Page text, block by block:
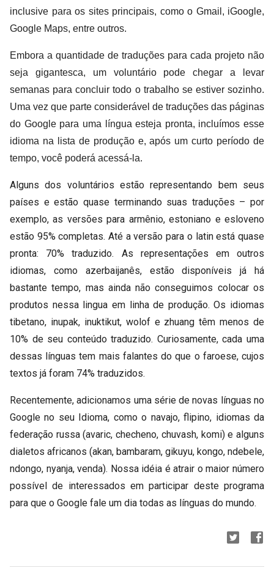
inclusive para os sites principais, como o Gmail, iGoogle,
Google Maps, entre outros.
Embora a quantidade de traduções para cada projeto não
seja gigantesca, um voluntário pode chegar a levar
semanas para concluir todo o trabalho se estiver sozinho.
Uma vez que parte considerável de traduções das páginas
do Google para uma língua esteja pronta, incluímos esse
idioma na lista de produção e, após um curto período de
tempo, você poderá acessá-la.
Alguns dos voluntários estão representando bem seus
países e estão quase terminando suas traduções – por
exemplo, as versões para armênio, estoniano e esloveno
estão 95% completas. Até a versão para o latin está quase
pronta: 70% traduzido. As representações em outros
idiomas, como azerbaijanês, estão disponíveis já há
bastante tempo, mas ainda não conseguimos colocar os
produtos nessa lingua em linha de produção. Os idiomas
tibetano, inupak, inuktikut, wolof e zhuang têm menos de
10% de seu conteúdo traduzido. Curiosamente, cada uma
dessas línguas tem mais falantes do que o faroese, cujos
textos já foram 74% traduzidos.
Recentemente, adicionamos uma série de novas línguas no
Google no seu Idioma, como o navajo, flipino, idiomas da
federação russa (avaric, checheno, chuvash, komi) e alguns
dialetos africanos (akan, bambaram, gikuyu, kongo, ndebele,
ndongo, nyanja, venda). Nossa idéia é atrair o maior número
possível de interessados em participar deste programa
para que o Google fale um dia todas as línguas do mundo.